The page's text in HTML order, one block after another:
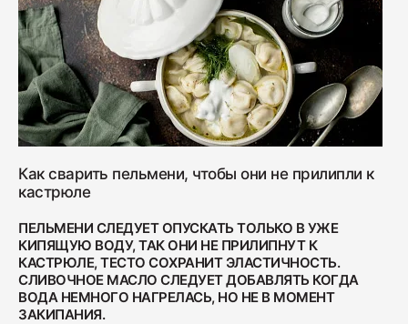
Как сварить пельмени, чтобы они не прилипли к
кастрюле
ПЕЛЬМЕНИ СЛЕДУЕТ ОПУСКАТЬ ТОЛЬКО В УЖЕ
КИПЯЩУЮ ВОДУ, ТАК ОНИ НЕ ПРИЛИПНУТ К
КАСТРЮЛЕ, ТЕСТО СОХРАНИТ ЭЛАСТИЧНОСТЬ.
СЛИВОЧНОЕ МАСЛО СЛЕДУЕТ ДОБАВЛЯТЬ КОГДА
ВОДА НЕМНОГО НАГРЕЛАСЬ, НО НЕ В МОМЕНТ
ЗАКИПАНИЯ.